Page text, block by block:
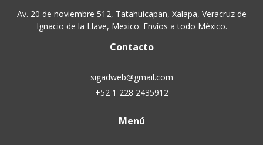
Av. 20 de noviembre 512, Tatahuicapan, Xalapa, Veracruz de
Ignacio de la Llave, Mexico. Envíos a todo México.
Contacto
sigadweb@gmail.com
+52 1 228 2435912
Menú